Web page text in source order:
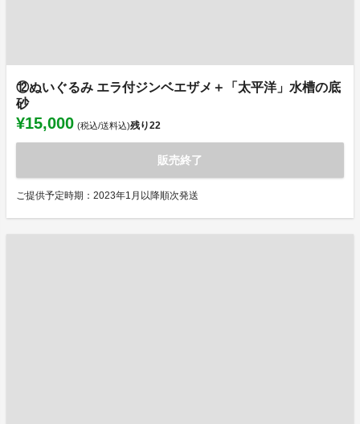
⑫ぬいぐるみ エラ付ジンベエザメ＋「太平洋」水槽の底
砂
¥15,000 (税込/送料込)残り22
販売終了
ご提供予定時期：2023年1月以降順次発送